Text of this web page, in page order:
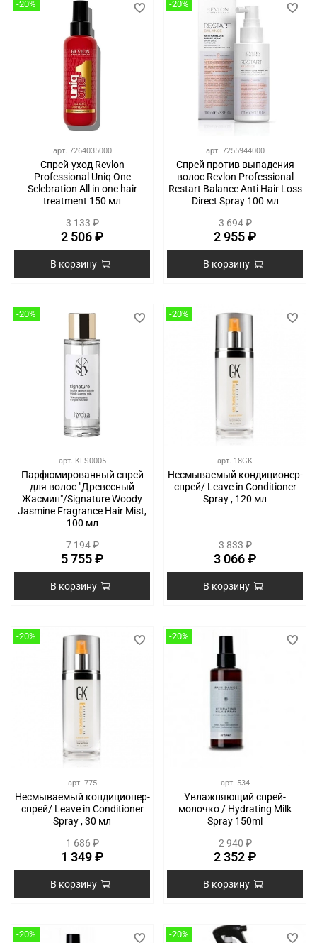
-20%
арт. 7264035000
Спрей-уход Revlon
Professional Uniq One
Selebration All in one hair
treatment 150 мл
3 133 ₽
2 506 ₽
В корзину
-20%
арт. 7255944000
Спрей против выпадения
волос Revlon Professional
Restart Balance Anti Hair Loss
Direct Spray 100 мл
3 694 ₽
2 955 ₽
В корзину
-20%
арт. KLS0005
Парфюмированный спрей
для волос "Древесный
Жасмин"/Signature Woody
Jasmine Fragrance Hair Mist,
100 мл
7 194 ₽
5 755 ₽
В корзину
-20%
арт. 18GK
Несмываемый кондиционер-
спрей/ Leave in Conditioner
Spray , 120 мл
3 833 ₽
3 066 ₽
В корзину
-20%
арт. 775
Несмываемый кондиционер-
спрей/ Leave in Conditioner
Spray , 30 мл
1 686 ₽
1 349 ₽
В корзину
-20%
арт. 534
Увлажняющий спрей-
молочко / Hydrating Milk
Spray 150ml
2 940 ₽
2 352 ₽
В корзину
-20% -20%